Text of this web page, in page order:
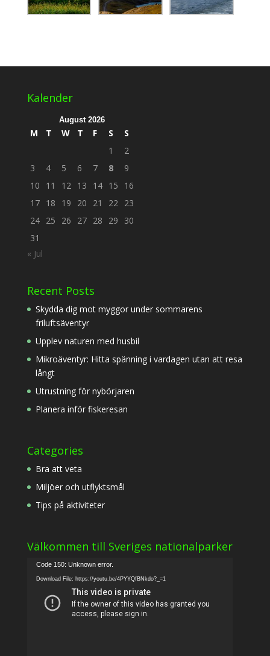
Kalender
August 2026
M T W T F S
S
1
2
3
4 5 6 7 8
9
10
11 12 13 14 15
16
17 18 19 20 21 22 23
24 25 26 27 28 29
30
31
« Jul
Recent Posts
Skydda dig mot myggor under sommarens
friluftsäventyr
Upplev naturen med husbil
Mikroäventyr: Hitta spänning i vardagen utan att resa
långt
Utrustning för nybörjaren
Planera inför fiskeresan
Categories
Bra att veta
Miljöer och utflyktsmål
Tips på aktiviteter
Välkommen till Sveriges nationalparker
Video
Player
Code 150: Unknown error.
Download File: https://youtu.be/4PYYQfBNkdo?_=1